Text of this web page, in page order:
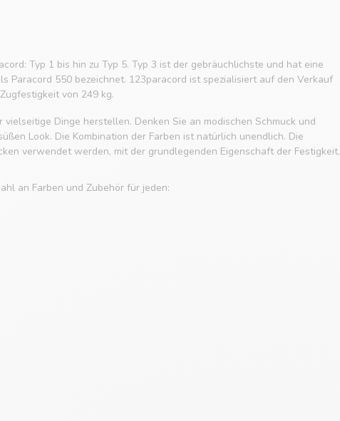
Typ 1 bis hin zu Typ 5. Typ 3 ist der gebräuchlichste und hat eine
Paracord 550 bezeichnet. 123paracord ist spezialisiert auf den Verkauf
von 249 kg.
Dinge herstellen. Denken Sie an modischen Schmuck und
Look. Die Kombination der Farben ist natürlich unendlich. Die
verwendet werden, mit der grundlegenden Eigenschaft der Festigkeit.
an Farben und Zubehör für jeden: